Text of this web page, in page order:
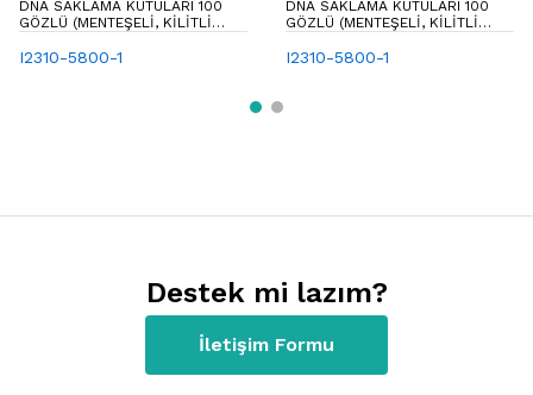
DNA SAKLAMA KUTULARI 100
GÖZLÜ (MENTEŞELI, KILITLI
I2310-5800-1
DNA SAKLAMA KUTULARI 100
GÖZLÜ (MENTEŞELI, KILITLI
I2310-5800-1
Destek mi lazım?
İletişim Formu